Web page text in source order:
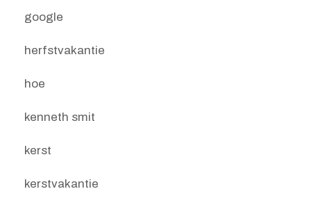
google
herfstvakantie
hoe
kenneth smit
kerst
kerstvakantie